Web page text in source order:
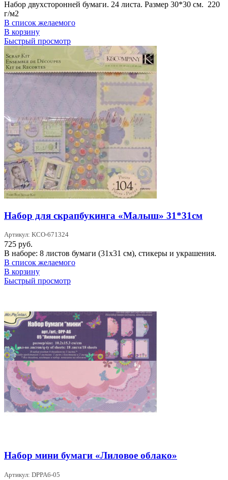
Набор двухсторонней бумаги. 24 листа. Размер 30*30 см. 220
г/м2
В список желаемого
В корзину
Быстрый просмотр
Набор для скрапбукинга «Малыш» 31*31см
Артикул: KCO-671324
725 руб.
В наборе: 8 листов бумаги (31х31 см), стикеры и украшения.
В список желаемого
В корзину
Быстрый просмотр
Набор мини бумаги «Лиловое облако»
Артикул: DPPA6-05